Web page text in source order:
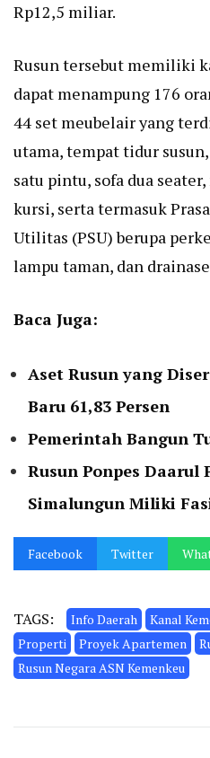
Rp12,5 miliar.
Rusun tersebut memiliki
dapat menampung 176
44 set meubelair yang
utama, tempat tidur
satu pintu, sofa dua
kursi, serta termasuk
Utilitas (PSU) berupa
lampu taman, dan
Baca Juga:
Aset Rusun yang
Baru 61,83 Persen
Pemerintah Bangun
Rusun Ponpes Daarul
Simalungun Miliki
Facebook Twitter
TAGS: Info Daerah Kanal
Properti
Proyek Apartemen
Rusun Negara ASN Kemenkeu